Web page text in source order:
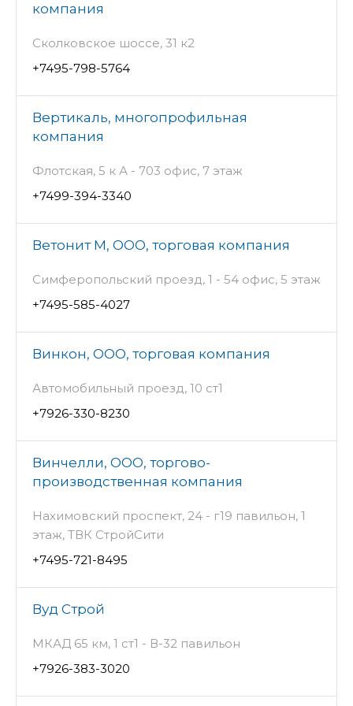
компания
Сколковское шоссе, 31 к2
+7495-798-5764
Вертикаль, многопрофильная
компания
Флотская, 5 к А - 703 офис, 7 этаж
+7499-394-3340
Ветонит М, ООО, торговая компания
Симферопольский проезд, 1 - 54 офис, 5 этаж
+7495-585-4027
Винкон, ООО, торговая компания
Автомобильный проезд, 10 ст1
+7926-330-8230
Винчелли, ООО, торгово-
производственная компания
Нахимовский проспект, 24 - г19 павильон, 1
этаж, ТВК СтройСити
+7495-721-8495
Вуд Строй
МКАД 65 км, 1 ст1 - В-32 павильон
+7926-383-3020